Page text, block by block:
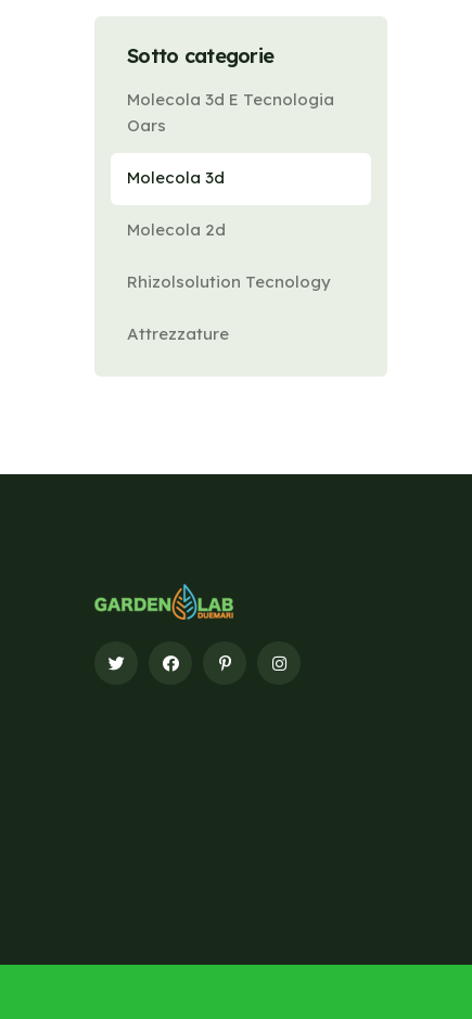
Sotto categorie
Molecola 3d E Tecnologia
Oars
Molecola 3d
Molecola 2d
Rhizolsolution Tecnology
Attrezzature